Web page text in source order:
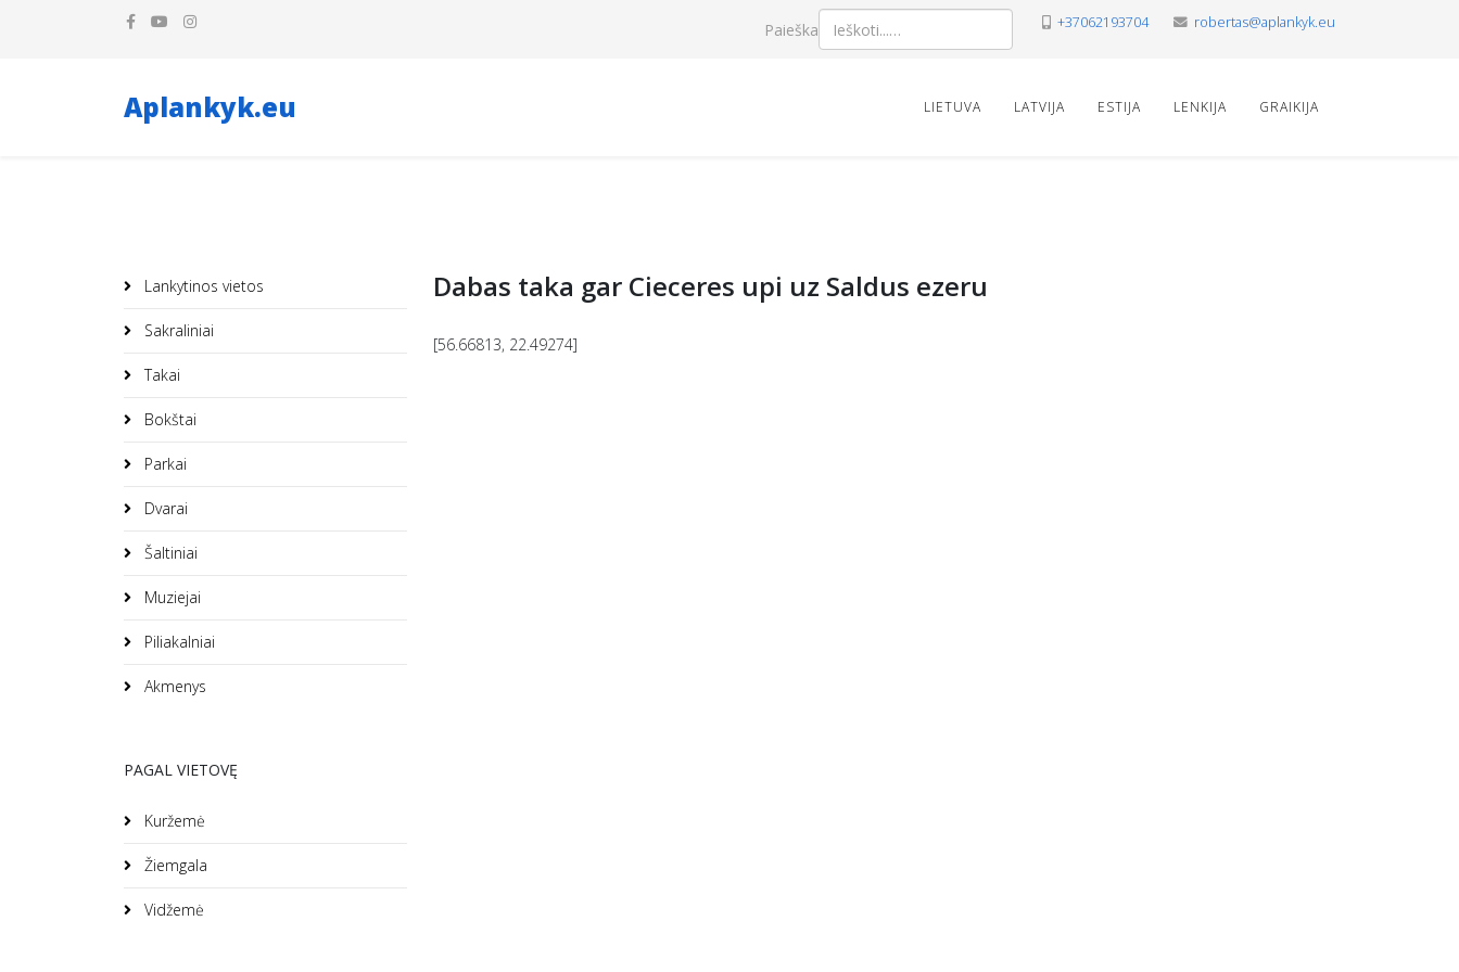
Paieška +37062193704 robertas@aplankyk.eu
Aplankyk.eu LIETUVA LATVIJA ESTIJA LENKIJA GRAIKIJA
Lankytinos vietos
Sakraliniai
Takai
Bokštai
Parkai
Dvarai
Šaltiniai
Muziejai
Piliakalniai
Akmenys
PAGAL VIETOVĘ
Kuržemė
Žiemgala
Vidžemė
Dabas taka gar Cieceres upi uz Saldus ezeru
[56.66813, 22.49274]